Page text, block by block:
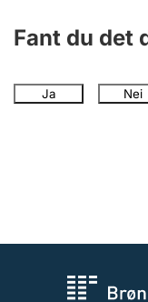
Fant du det
Ja Nei